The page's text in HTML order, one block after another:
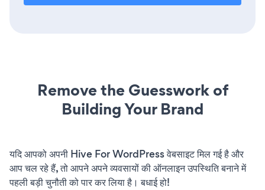
Remove the Guesswork of
Building Your Brand
यदि आपको अपनी Hive For WordPress वेबसाइट मिल गई है और
आप चल रहे हैं, तो आपने अपने व्यवसायों की ऑनलाइन उपस्थिति बनाने में
पहली बड़ी चुनौती को पार कर लिया है। बधाई हो!